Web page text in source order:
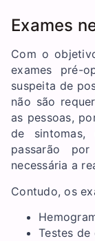
Exames
Com o
exames pré-
suspeita de
não são
as pessoas,
de
passarão
necessária a
Contudo, os
Testes de